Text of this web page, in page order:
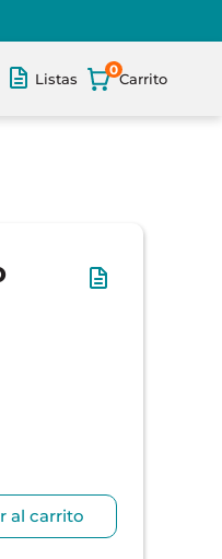
Listas
0
al carrito